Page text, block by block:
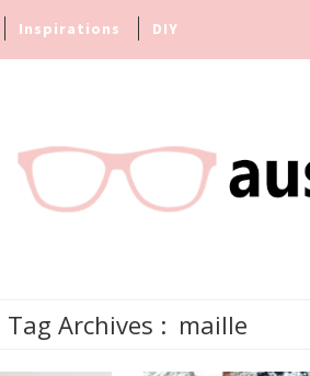
Inspirations DIY
Tag Archives : maille